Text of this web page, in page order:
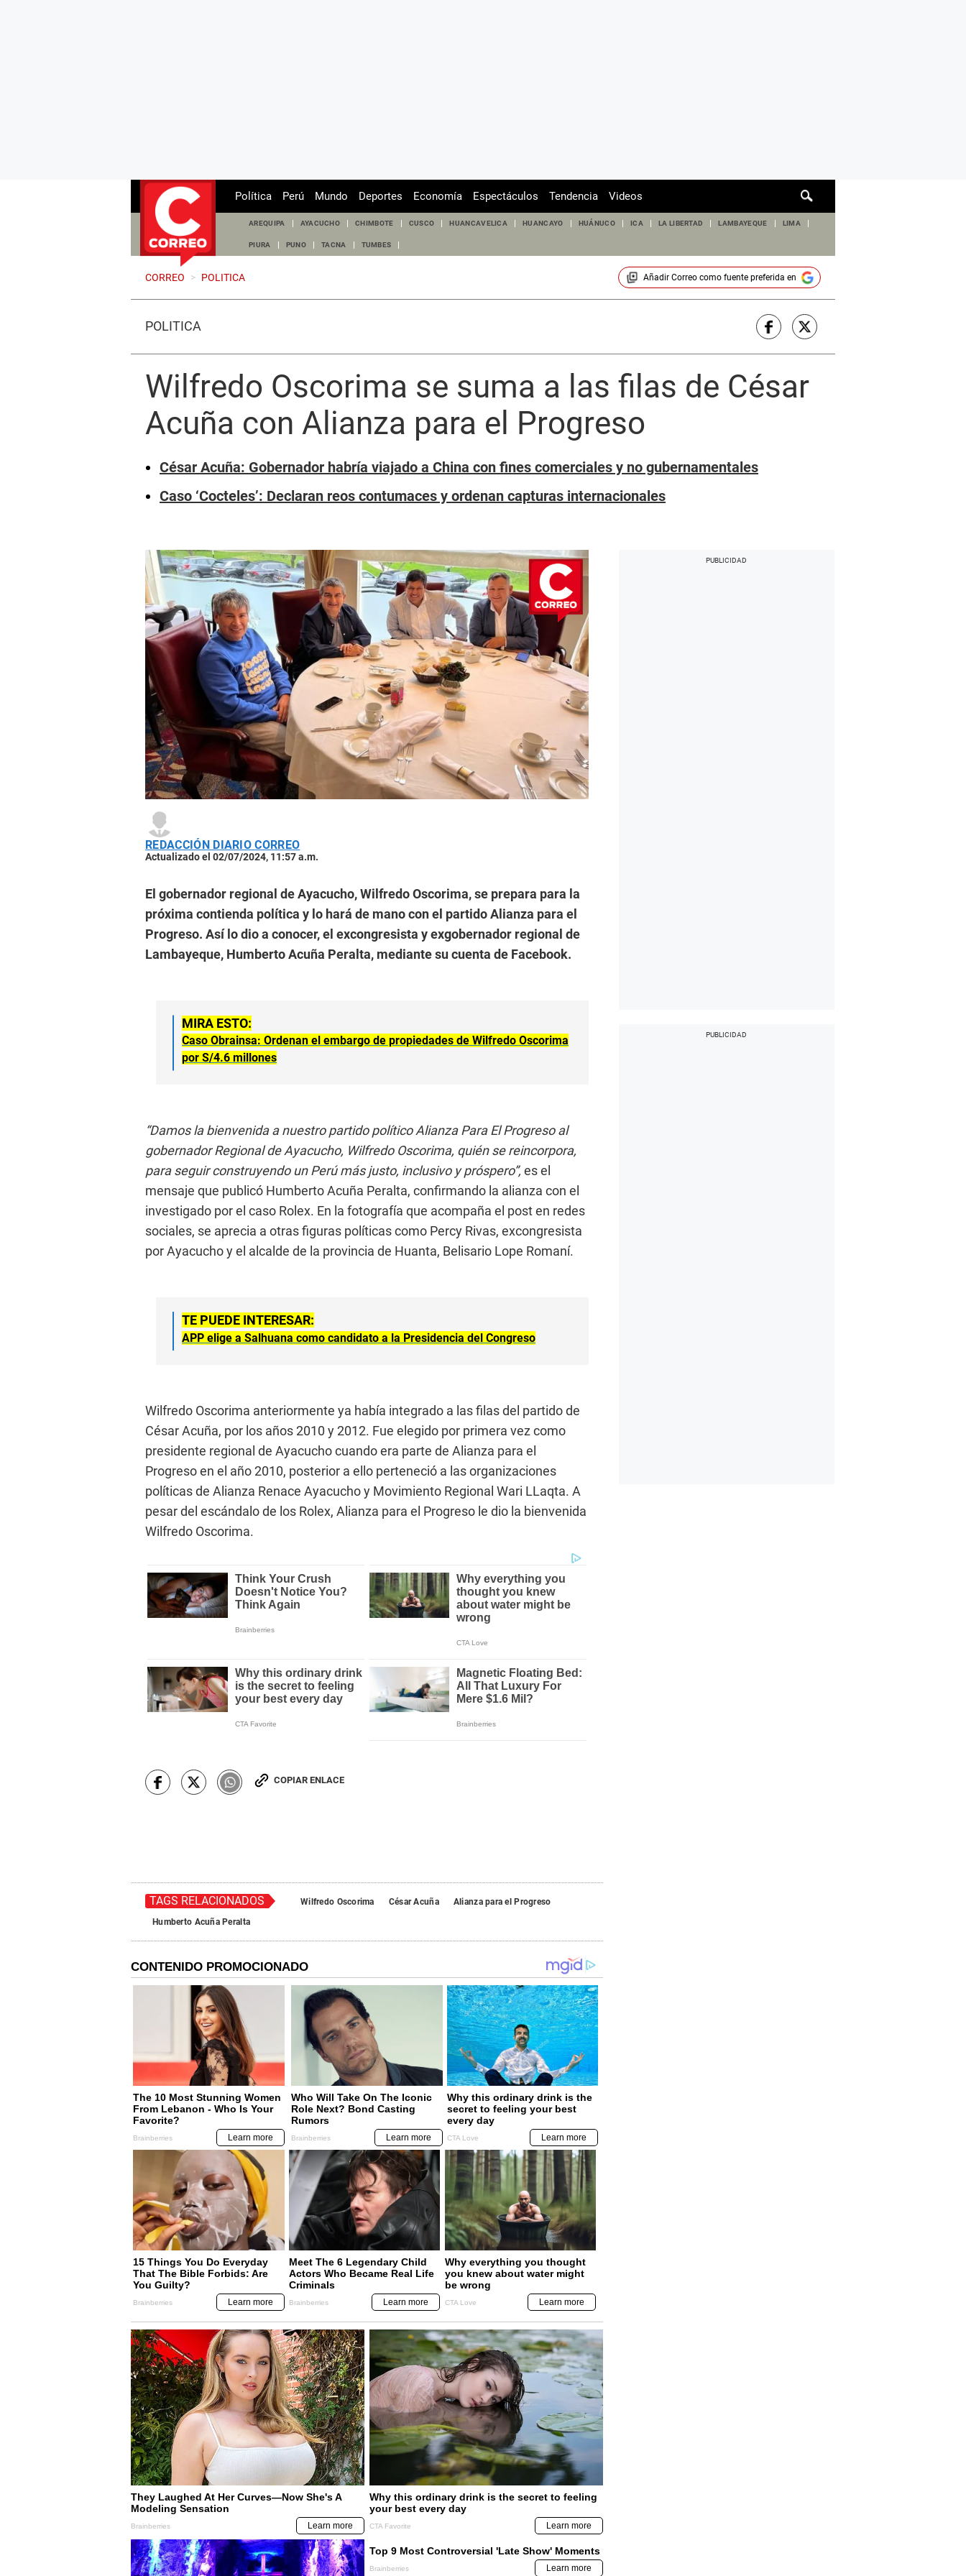
de
Política Perú Mundo Deportes Economía Espectáculos Tendencia Videos
AREQUIPA AYACUCHO CHIMBOTE CUSCO HUANCAVELICA HUANCAYO HUÁNUCO ICA LA LIBERTAD LAMBAYEQUE LIMA
PIURA PUNO TACNA TUMBES
CORREO > POLITICA Añadir Correocomo fuente preferida en
POLÍTICA
Wilfredo Oscorima se suma a las filas de César
Acuña con Alianza para el Progreso
César Acuña: Gobernador habría viajado a China con fines comerciales y no gubernamentales
Caso ‘Cocteles’: Declaran reos contumaces y ordenan capturas internacionales
REDACCIÓN DIARIO CORREO
Actualizado el 02/07/2024, 11:57 a.m.
El gobernador regional de Ayacucho, Wilfredo Oscorima, se prepara para la
próxima contienda política y lo hará de mano con el partido Alianza para el
Progreso. Así lo dio a conocer, el excongresista y exgobernador regional de
Lambayeque, Humberto Acuña Peralta, mediante su cuenta de Facebook.
MIRA ESTO:
Caso Obrainsa: Ordenan el embargo de propiedades de Wilfredo Oscorima
por S/4.6 millones
“Damos la bienvenida a nuestro partido político Alianza Para El Progreso al
gobernador Regional de Ayacucho, Wilfredo Oscorima, quién se reincorpora,
para seguir construyendo un Perú más justo, inclusivo y próspero”, es el
mensaje que publicó Humberto Acuña Peralta, confirmando la alianza con el
investigado por el caso Rolex. En la fotografía que acompaña el post en redes
sociales, se aprecia a otras figuras políticas como Percy Rivas, excongresista
por Ayacucho y el alcalde de la provincia de Huanta, Belisario Lope Romaní.
TE PUEDE INTERESAR:
APP elige a Salhuana como candidato a la Presidencia del Congreso
Wilfredo Oscorima anteriormente ya había integrado a las filas del partido de
César Acuña, por los años 2010 y 2012. Fue elegido por primera vez como
presidente regional de Ayacucho cuando era parte de Alianza para el
Progreso en el año 2010, posterior a ello perteneció a las organizaciones
políticas de Alianza Renace Ayacucho y Movimiento Regional Wari LLaqta. A
pesar del escándalo de los Rolex, Alianza para el Progreso le dio la bienvenida
Wilfredo Oscorima.
COPIAR ENLACE
TAGS RELACIONADOS Wilfredo Oscorima César Acuña
Alianza para el Progreso
Humberto Acuña Peralta